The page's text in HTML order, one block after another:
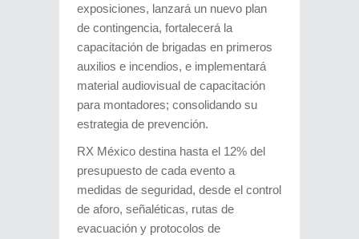
exposiciones, lanzará un nuevo plan
de contingencia, fortalecerá la
capacitación de brigadas en primeros
auxilios e incendios, e implementará
material audiovisual de capacitación
para montadores; consolidando su
estrategia de prevención.
RX México destina hasta el 12% del
presupuesto de cada evento a
medidas de seguridad, desde el control
de aforo, señaléticas, rutas de
evacuación y protocolos de